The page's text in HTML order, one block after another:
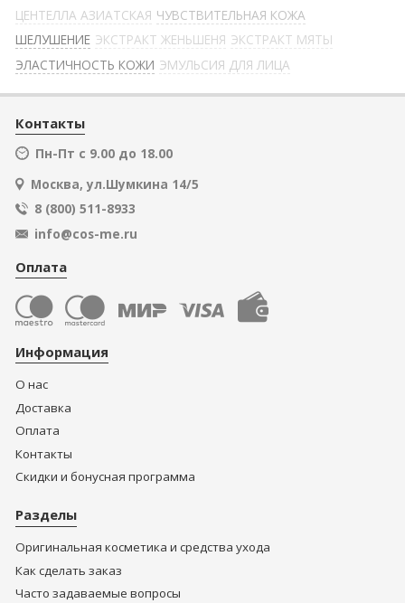
ЦЕНТЕЛЛА АЗИАТСКАЯ ЧУВСТВИТЕЛЬНАЯ КОЖА
ШЕЛУШЕНИЕ ЭКСТРАКТ ЖЕНЬШЕНЯ ЭКСТРАКТ МЯТЫ
ЭЛАСТИЧНОСТЬ КОЖИ ЭМУЛЬСИЯ ДЛЯ ЛИЦА
Контакты
Пн-Пт с 9.00 до 18.00
Москва, ул.Шумкина 14/5
8 (800) 511-8933
info@cos-me.ru
Оплата
Информация
О нас
Доставка
Оплата
Контакты
Скидки и бонусная программа
Разделы
Оригинальная косметика и средства ухода
Как сделать заказ
Часто задаваемые вопросы